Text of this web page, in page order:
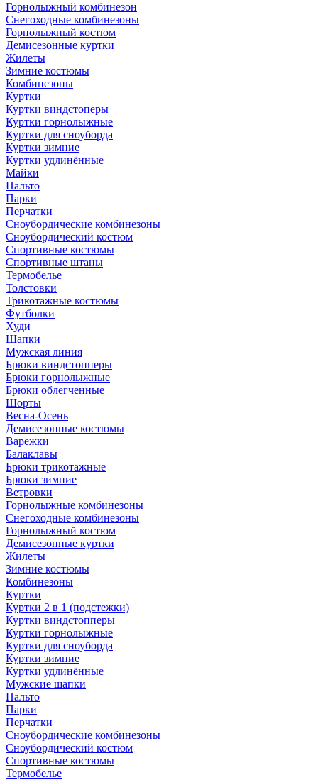
Горнолыжный комбинезон
Снегоходные комбинезоны
Горнолыжный костюм
Демисезонные куртки
Жилеты
Зимние костюмы
Комбинезоны
Куртки
Куртки виндстоперы
Куртки горнолыжные
Куртки для сноуборда
Куртки зимние
Куртки удлинённые
Майки
Пальто
Парки
Перчатки
Сноубордические комбинезоны
Сноубордический костюм
Спортивные костюмы
Спортивные штаны
Термобелье
Толстовки
Трикотажные костюмы
Футболки
Худи
Шапки
Мужская линия
Брюки виндстопперы
Брюки горнолыжные
Брюки облегченные
Шорты
Весна-Осень
Демисезонные костюмы
Варежки
Балаклавы
Брюки трикотажные
Брюки зимние
Ветровки
Горнолыжные комбинезоны
Снегоходные комбинезоны
Горнолыжный костюм
Демисезонные куртки
Жилеты
Зимние костюмы
Комбинезоны
Куртки
Куртки 2 в 1 (подстежки)
Куртки виндстопперы
Куртки горнолыжные
Куртки для сноуборда
Куртки зимние
Куртки удлинённые
Мужские шапки
Пальто
Парки
Перчатки
Сноубордические комбинезоны
Сноубордический костюм
Спортивные костюмы
Термобелье